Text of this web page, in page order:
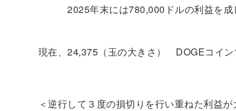
2025年末には780,000ドルの利益を成し
現在、24,375（玉の大きさ） DOGEコイン
＜逆行して３度の損切りを行い重ねた利益が